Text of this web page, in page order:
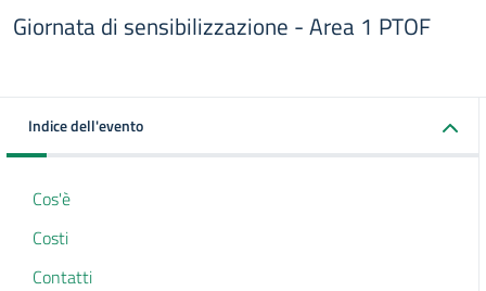
Giornata di sensibilizzazione - Area 1 PTOF
Indice dell'evento
Cos'è
Costi
Contatti